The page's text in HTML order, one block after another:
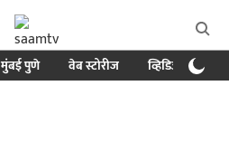
मुंबई पुणे वेब स्टोरीज व्हिडिओ